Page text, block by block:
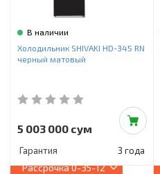
В наличии
Холодильник SHIVAKI HD-345 RN
черный матовый
5 003 000 сум
Гарантия 3 года
Рассрочка0-35-12